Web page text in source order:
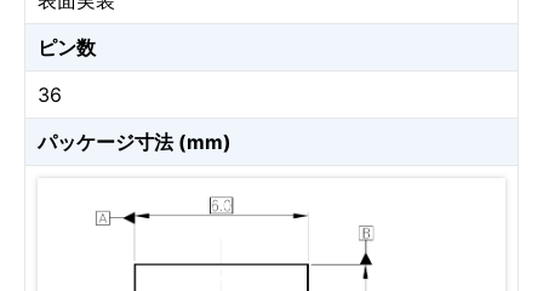
ピン数
36
パッケージ寸法 (mm)